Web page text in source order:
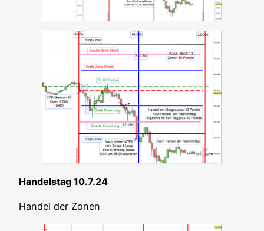
Han­dels­tag 10.7.24
Han­del der Zonen